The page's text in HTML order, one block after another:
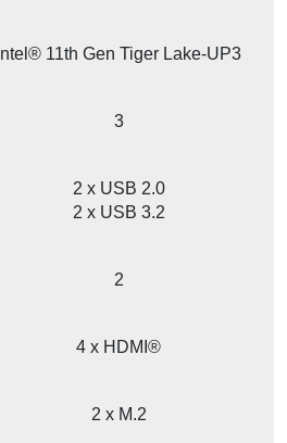
Intel® 11th Gen Tiger Lake-UP3
3
2 x USB 2.0
2 x USB 3.2
2
4 x HDMI®
2 x M.2